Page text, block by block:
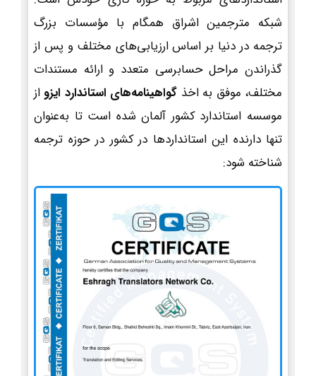
شبکه مترجمین اشراق همگام با مؤسسات بزرگ
ترجمه در دنیا بر اساس ارزیابی‌های مختلف و پس از
گذراندن مراحل حسابرسی متعدد و ارائه مستندات
مختلف، موفق به اخذ گواهینامه‌های استاندارد ایزو از
موسسه استاندارد کشور آلمان شده است تا به‌عنوان
تنها دارنده این استانداردها در کشور در حوزه ترجمه
شناخته شود: